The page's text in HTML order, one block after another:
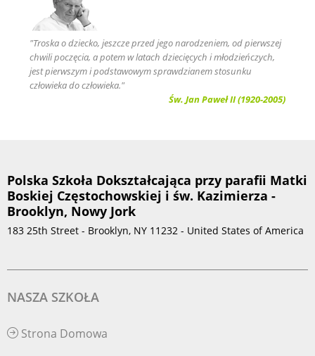
"Troska o dziecko, jeszcze przed jego narodzeniem, od pierwszej
chwili poczęcia, a potem w latach dziecięcych i młodzieńczych,
jest pierwszym i podstawowym sprawdzianem stosunku
człowieka do człowieka."
Św. Jan Paweł II (1920-2005)
Polska Szkoła Dokształcająca przy parafii Matki
Boskiej Częstochowskiej i św. Kazimierza -
Brooklyn, Nowy Jork
183 25th Street - Brooklyn, NY 11232 - United States of America
NASZA SZKOŁA
Strona Domowa